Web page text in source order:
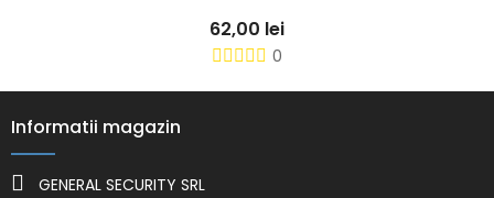
62,00 lei
0
Informatii magazin
GENERAL SECURITY SRL